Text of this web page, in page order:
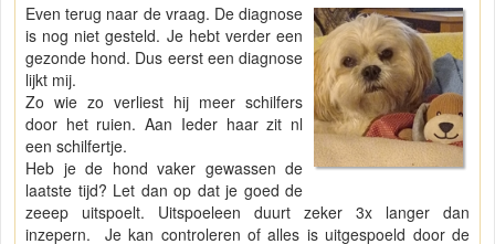
Even terug naar de vraag. De diagnose
is nog niet gesteld. Je hebt verder een
gezonde hond. Dus eerst een diagnose
lijkt mij.
Zo wie zo verliest hij meer schilfers
door het ruien. Aan Ieder haar zit nl
een schilfertje.
Heb je de hond vaker gewassen de
laatste tijd? Let dan op dat je goed de
zeeep uitspoelt. Uitspoeleen duurt zeker 3x langer dan
inzepern. Je kan controleren of alles is uitgespoeld door de